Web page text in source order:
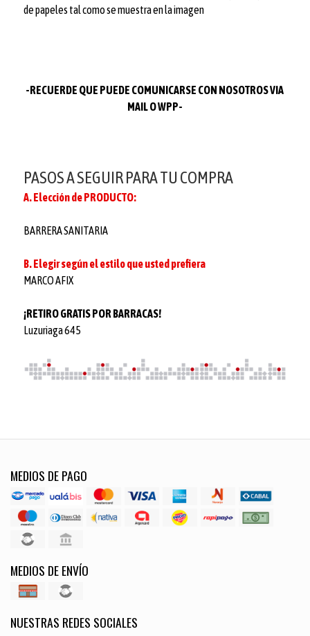
de papeles tal como se muestra en la imagen
-RECUERDE QUE PUEDE COMUNICARSE CON NOSOTROS VIA
MAIL O WPP-
PASOS A SEGUIR PARA TU COMPRA
A. Elección de PRODUCTO:
BARRERA SANITARIA
B. Elegir según el estilo que usted prefiera
MARCO AFIX
¡RETIRO GRATIS POR BARRACAS!
Luzuriaga 645
MEDIOS DE PAGO
MEDIOS DE ENVÍO
NUESTRAS REDES SOCIALES